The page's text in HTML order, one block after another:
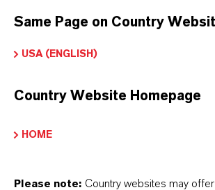
LANXESS HERGESTELLT?
EISENOXIDEN BIETET
AN?
WORIN UNTERSCHEIDEN
Same Page on Country
USA (ENGLISH)
Country Website Homepage
HOME
Please note: Country websites may offer